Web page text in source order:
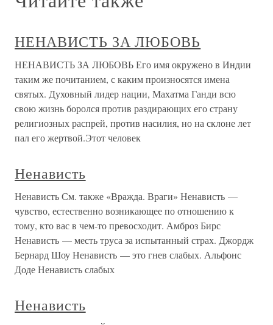
НЕНАВИСТЬ ЗА ЛЮБОВЬ
НЕНАВИСТЬ ЗА ЛЮБОВЬ Его имя окружено в Индии
таким же почитанием, с каким произносятся имена
святых. Духовный лидер нации, Махатма Ганди всю
свою жизнь боролся против раздирающих его страну
религиозных распрей, против насилия, но на склоне лет
пал его жертвой.Этот человек
Ненависть
Ненависть См. также «Вражда. Враги» Ненависть —
чувство, естественно возникающее по отношению к
тому, кто вас в чем-то превосходит. Амброз Бирс
Ненависть — месть труса за испытанный страх. Джордж
Бернард Шоу Ненависть — это гнев слабых. Альфонс
Доде Ненависть слабых
Ненависть